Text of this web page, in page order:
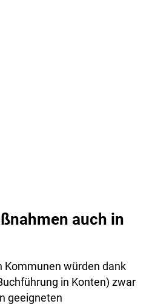
auch in
Kommunen würden dank
in Konten) zwar
geeigneten